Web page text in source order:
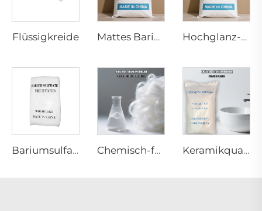
Flüssigkreide Mattes Bariumsulfat Hochglanz-Bariumsulfat
Bariumsulfat gefällt (Spezial für Pulverlacke) Chemisch-fasergradiger Anatas-Titanweiß Keramikqualität Anatase-Titanoxid